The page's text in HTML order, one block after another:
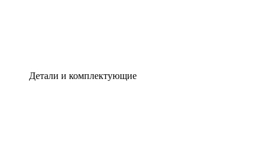
Детали и комплектующие